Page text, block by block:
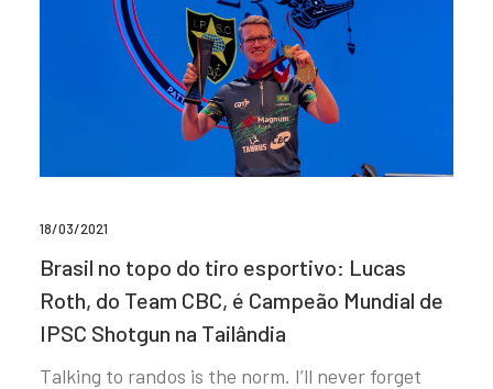
18/03/2021
Brasil no topo do tiro esportivo: Lucas
Roth, do Team CBC, é Campeão Mundial de
IPSC Shotgun na Tailândia
Talking to randos is the norm. I’ll never forget